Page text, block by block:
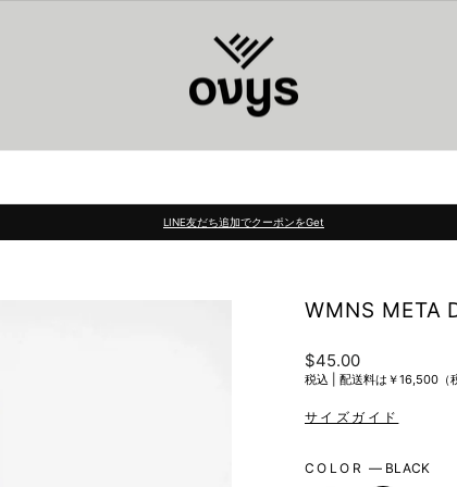
Pause
LINE友だち追加でクーポンをGet
WMNS META
Regular
price
$45.00
税込 | 配送料は￥16,500（
COLOR— BLACK